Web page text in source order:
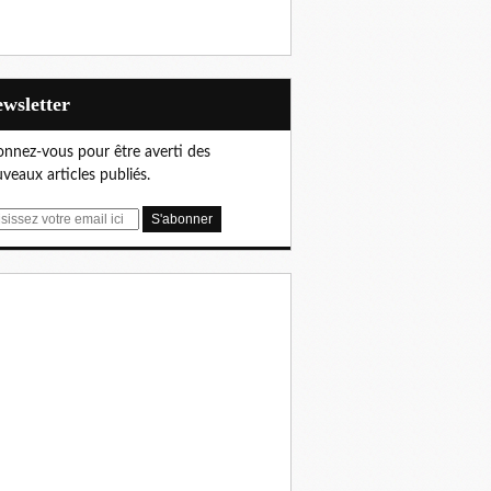
vous pour être averti des
articles publiés.